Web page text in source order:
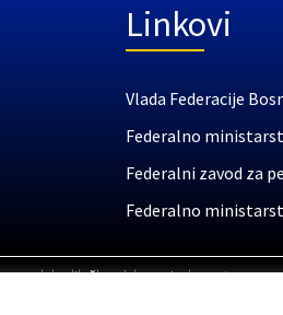
Linkovi
Vlada Federacije
Federalno
Federalni zavod za
Federalno
oslobodilačkog / domovinskog rata